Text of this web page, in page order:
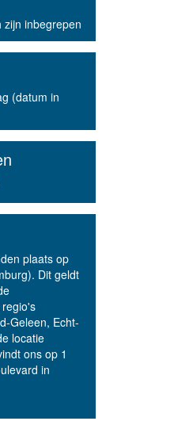
zijn inbegrepen
(datum in
plaats op
Dit geldt
Geleen, Echt-
locatie
ons op 1
in